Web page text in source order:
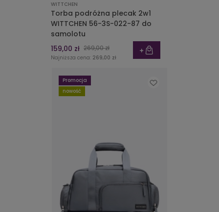
WITTCHEN
Torba podróżna plecak 2w1
WITTCHEN 56-3S-022-87 do
samolotu
159,00 zł 269,00 zł
Najniższa cena: 269,00 zł
Promocja
nowość